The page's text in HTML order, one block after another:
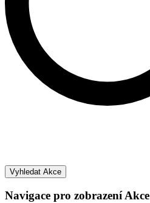
Vyhledat Akce
Navigace pro zobrazení Akce